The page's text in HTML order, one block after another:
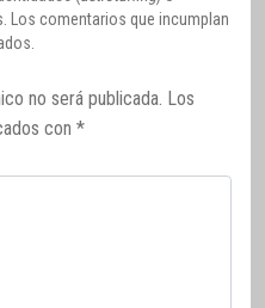
Los comentarios que incumplan
no será publicada. Los
con *